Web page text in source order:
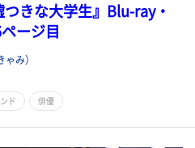
きな大学生』Blu-ray・
ージ目
ゃみ）
ンド 俳優